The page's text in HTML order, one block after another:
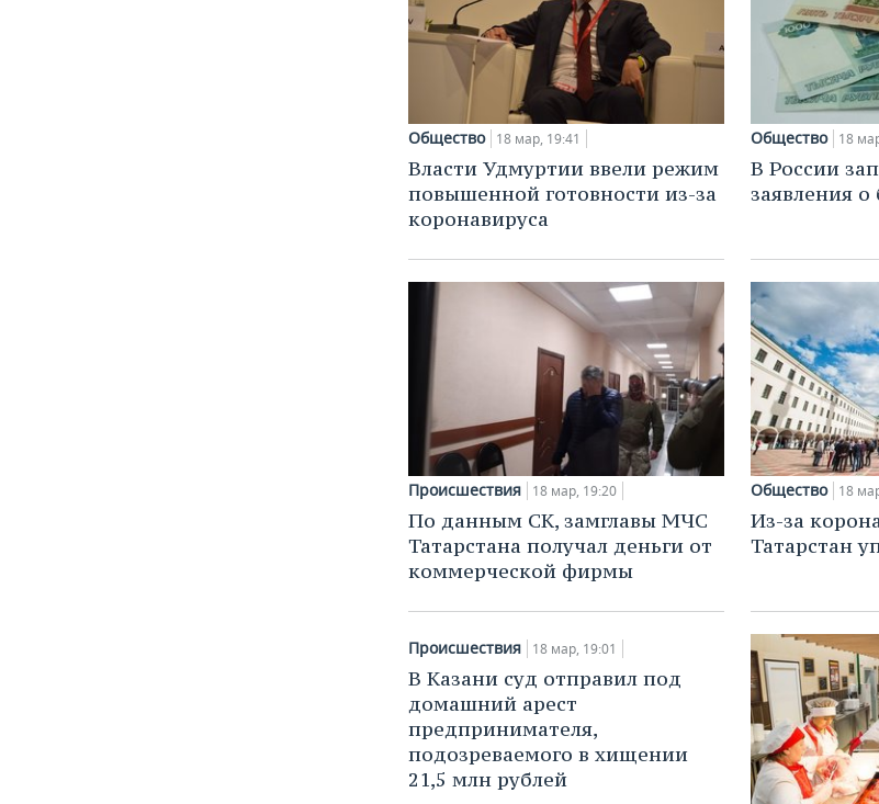
Общество 18 мар, 19:41
Власти Удмуртии ввели режим
повышенной готовности из-за
коронавируса
Общество 18
В России
заявления о
Происшествия 18 мар, 19:20
По данным СК, замглавы МЧС
Татарстана получал деньги от
коммерческой фирмы
Общество 18
Из-за
Татарстан
Происшествия 18 мар, 19:01
В Казани суд отправил под
домашний арест
предпринимателя,
подозреваемого в хищении
21,5 млн рублей